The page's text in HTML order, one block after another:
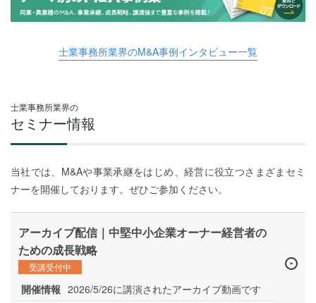
士業事務所業界のM&A事例インタビュー一覧
士業事務所業界の
セミナー情報
当社では、M&Aや事業承継をはじめ、経営に役立つさまざまセミ
ナーを開催しております。ぜひご参加ください。
アーカイブ配信｜中堅中小企業オーナー経営者の
ための成長戦略
受講受付中
開催情報 2026/5/26に講演されたアーカイブ動画です